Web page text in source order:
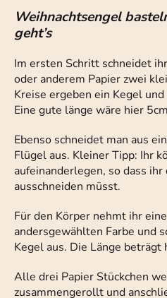
Weihnachtsengel
geht’s
Im ersten Schritt schneidet
oder anderem Papier zwei
Kreise ergeben ein Kegel
Eine gute länge wäre hier
Ebenso schneidet man aus
Flügel aus. Kleiner Tipp: Ihr
aufeinanderlegen, so dass
ausschneiden müsst.
Für den Körper nehmt ihr
andersgewählten Farbe und
Kegel aus. Die Länge beträgt
Alle drei Papier Stückchen
zusammengerollt und